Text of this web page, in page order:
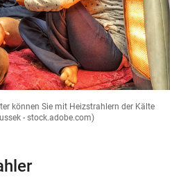
können Sie mit Heizstrahlern der Kälte
- stock.adobe.com)